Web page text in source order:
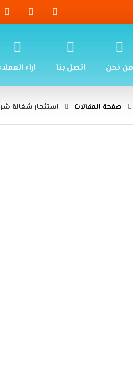
من نحن اتصل بنا اراء
صفحة المقالات استئجار شغالة